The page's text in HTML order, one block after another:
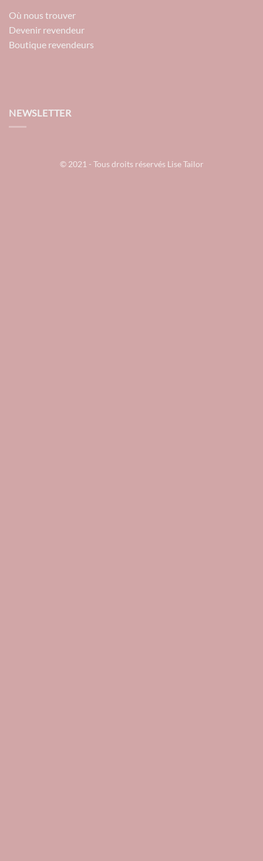
Où nous trouver
Devenir revendeur
Boutique revendeurs
NEWSLETTER
© 2021 - Tous droits réservés Lise Tailor